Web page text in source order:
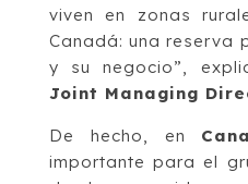
viven en zonas
Canadá: una reserva
y su negocio”,
Joint Managing
De hecho, en
importante para el